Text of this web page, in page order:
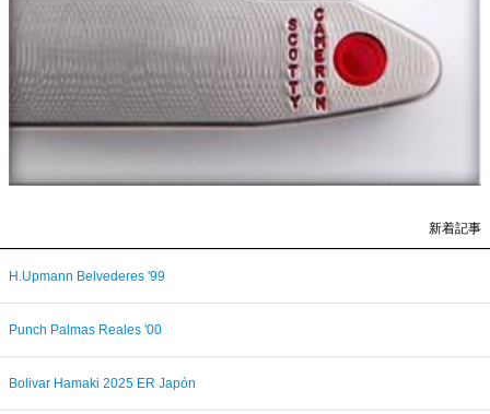
新着記事
H.Upmann Belvederes '99
Punch Palmas Reales '00
Bolivar Hamaki 2025 ER Japón